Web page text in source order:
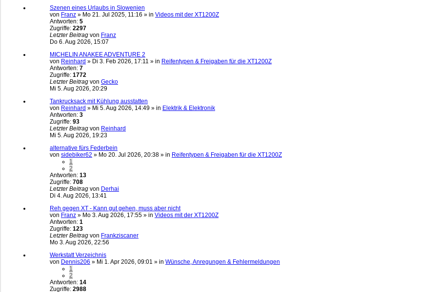
Szenen eines Urlaubs in Slowenien
von Franz » Mo 21. Jul 2025, 11:16 » in Videos mit der XT1200Z
Antworten: 5
Zugriffe: 2297
Letzter Beitrag von Franz
Do 6. Aug 2026, 15:07
MICHELIN ANAKEE ADVENTURE 2
von Reinhard » Di 3. Feb 2026, 17:11 » in Reifentypen & Freigaben für die XT1200Z
Antworten: 7
Zugriffe: 1772
Letzter Beitrag von Gecko
Mi 5. Aug 2026, 20:29
Tankrucksack mit Kühlung ausstatten
von Reinhard » Mi 5. Aug 2026, 14:49 » in Elektrik & Elektronik
Antworten: 3
Zugriffe: 93
Letzter Beitrag von Reinhard
Mi 5. Aug 2026, 19:23
alternative fürs Federbein
von sidebiker62 » Mo 20. Jul 2026, 20:38 » in Reifentypen & Freigaben für die XT1200Z
1
2
Antworten: 13
Zugriffe: 708
Letzter Beitrag von Derhai
Di 4. Aug 2026, 13:41
Reh gegen XT - Kann gut gehen, muss aber nicht
von Franz » Mo 3. Aug 2026, 17:55 » in Videos mit der XT1200Z
Antworten: 1
Zugriffe: 123
Letzter Beitrag von Frankziscaner
Mo 3. Aug 2026, 22:56
Werkstatt Verzeichnis
von Dennis206 » Mi 1. Apr 2026, 09:01 » in Wünsche, Anregungen & Fehlermeldungen
1
2
Antworten: 14
Zugriffe: 2988